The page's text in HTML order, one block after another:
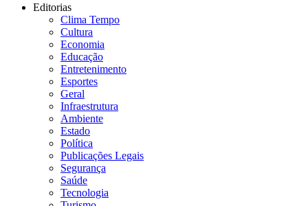
Editorias
Clima Tempo
Cultura
Economia
Educação
Entretenimento
Esportes
Geral
Infraestrutura
Ambiente
Estado
Política
Publicações Legais
Segurança
Saúde
Tecnologia